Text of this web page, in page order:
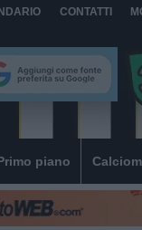
CONTATTI
piano